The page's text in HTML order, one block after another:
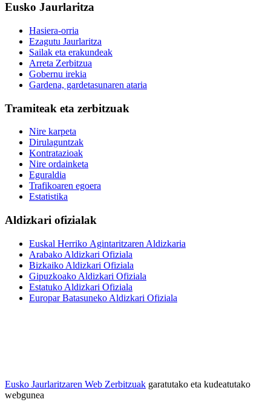
Eusko Jaurlaritza
Hasiera-orria
Ezagutu Jaurlaritza
Sailak eta erakundeak
Arreta Zerbitzua
Gobernu irekia
Gardena, gardetasunaren ataria
Tramiteak eta zerbitzuak
Nire karpeta
Dirulaguntzak
Kontratazioak
Nire ordainketa
Eguraldia
Trafikoaren egoera
Estatistika
Aldizkari ofizialak
Euskal Herriko Agintaritzaren Aldizkaria
Arabako Aldizkari Ofiziala
Bizkaiko Aldizkari Ofiziala
Gipuzkoako Aldizkari Ofiziala
Estatuko Aldizkari Ofiziala
Europar Batasuneko Aldizkari Ofiziala
Eusko Jaurlaritzaren Web Zerbitzuak garatutako eta kudeatutako
webgunea